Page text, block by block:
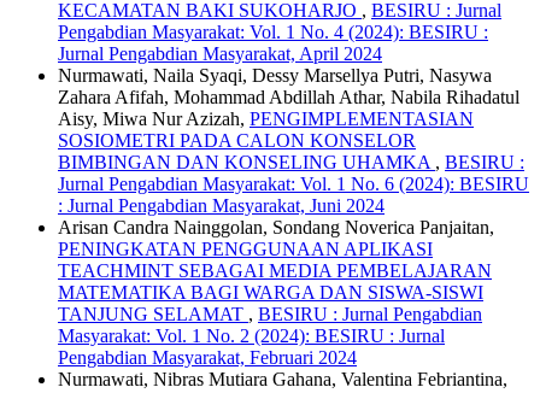
KECAMATAN BAKI SUKOHARJO , BESIRU : Jurnal
Pengabdian Masyarakat: Vol. 1 No. 4 (2024): BESIRU :
Jurnal Pengabdian Masyarakat, April 2024
Nurmawati, Naila Syaqi, Dessy Marsellya Putri, Nasywa
Zahara Afifah, Mohammad Abdillah Athar, Nabila Rihadatul
Aisy, Miwa Nur Azizah, PENGIMPLEMENTASIAN
SOSIOMETRI PADA CALON KONSELOR
BIMBINGAN DAN KONSELING UHAMKA , BESIRU :
Jurnal Pengabdian Masyarakat: Vol. 1 No. 6 (2024): BESIRU
: Jurnal Pengabdian Masyarakat, Juni 2024
Arisan Candra Nainggolan, Sondang Noverica Panjaitan,
PENINGKATAN PENGGUNAAN APLIKASI
TEACHMINT SEBAGAI MEDIA PEMBELAJARAN
MATEMATIKA BAGI WARGA DAN SISWA-SISWI
TANJUNG SELAMAT , BESIRU : Jurnal Pengabdian
Masyarakat: Vol. 1 No. 2 (2024): BESIRU : Jurnal
Pengabdian Masyarakat, Februari 2024
Nurmawati, Nibras Mutiara Gahana, Valentina Febriantina,